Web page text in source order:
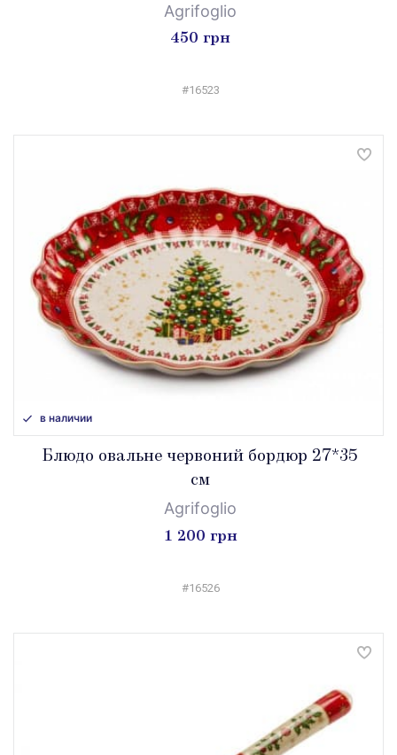
Agrifoglio
450 грн
#16523
в наличии
Блюдо овальне червоний бордюр 27*35
см
Agrifoglio
1 200 грн
#16526